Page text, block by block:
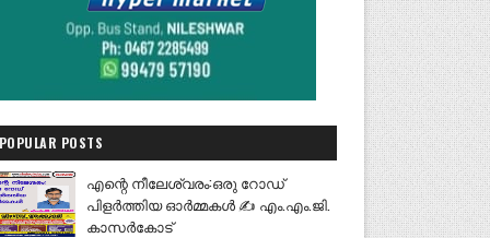
POSTS
എന്റെ നീലേശ്വരം:ഒരു റോഡ്
പിളർത്തിയ ഓർമ്മകൾ ✍️ എം.എം.ജി.
കാസർകോട്